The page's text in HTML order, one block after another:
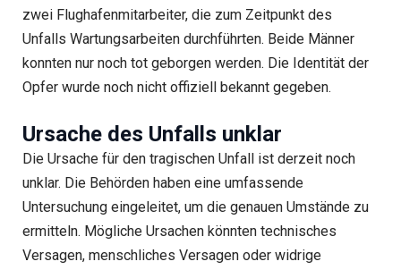
zwei Flughafenmitarbeiter, die zum Zeitpunkt des
Unfalls Wartungsarbeiten durchführten. Beide Männer
konnten nur noch tot geborgen werden. Die Identität der
Opfer wurde noch nicht offiziell bekannt gegeben.
Ursache des Unfalls unklar
Die Ursache für den tragischen Unfall ist derzeit noch
unklar. Die Behörden haben eine umfassende
Untersuchung eingeleitet, um die genauen Umstände zu
ermitteln. Mögliche Ursachen könnten technisches
Versagen, menschliches Versagen oder widrige